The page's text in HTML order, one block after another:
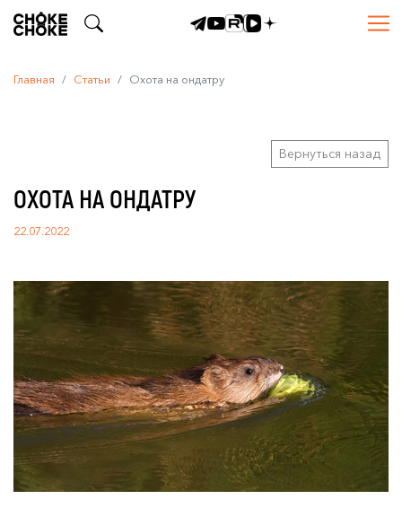
Главная Статьи Охота на ондатру
Вернуться назад
ОХОТА НА ОНДАТРУ
22.07.2022